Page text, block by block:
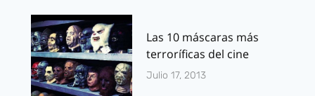
Las 10 máscaras más
terroríficas del cine
Julio 17, 2013